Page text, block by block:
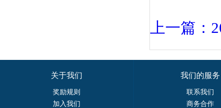
上一篇：
关于我们
奖励规则
加入我们
我们的服务
联系我们
商务合作